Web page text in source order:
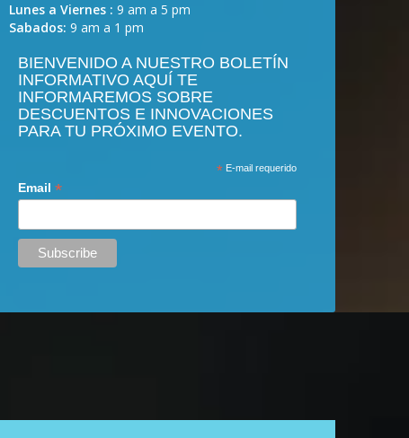
Lunes a Viernes : 9 am a 5 pm
Sabados: 9 am a 1 pm
BIENVENIDO A NUESTRO BOLETÍN
INFORMATIVO AQUÍ TE
INFORMAREMOS SOBRE
DESCUENTOS E INNOVACIONES
PARA TU PRÓXIMO EVENTO.
* E-mail requerido
Email *